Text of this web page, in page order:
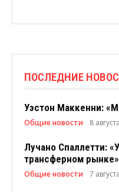
ПОСЛЕДНИЕ
Уэстон Маккенни:
Общие новости 8
Лучано Спаллетти:
трансферном рынке»
Общие новости 7